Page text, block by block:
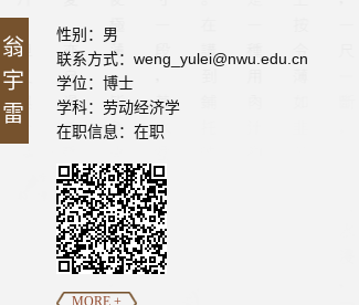
翁
宇
雷
性别：男
联系方式：weng_yulei@nwu.edu.cn
学位：博士
学科：劳动经济学
在职信息：在职
MORE +